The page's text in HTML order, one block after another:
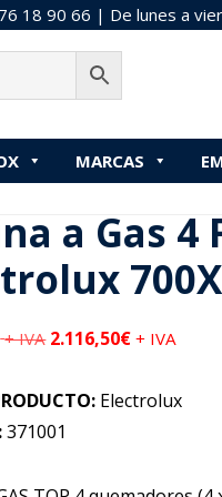
18 90 66 | De lunes a
MARCAS
700XP 371001
Electrolux 700XP 371001
a Gas 4
+ IVA 2.116,50€ + IVA
Electrolux
371001